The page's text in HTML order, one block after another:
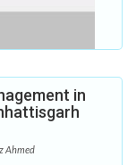
in
Ahmed